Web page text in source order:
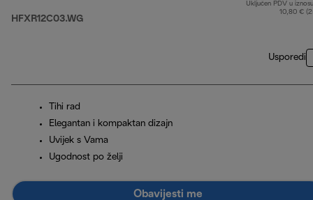
HFXR12C03.WG
Uključen PDV u
10,80 €
Usporedi
Tihi rad
Elegantan i kompaktan dizajn
Uvijek s Vama
Ugodnost po želji
Obavijesti me